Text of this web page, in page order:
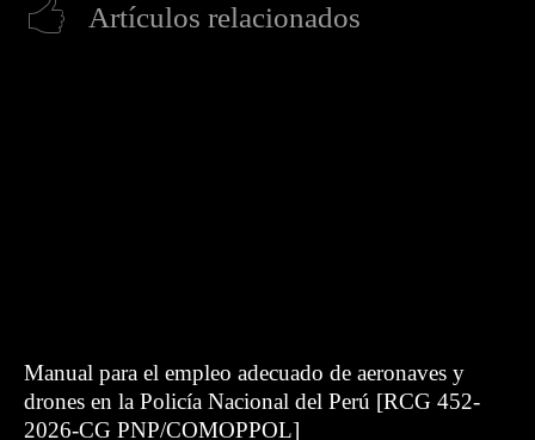
Artículos relacionados
Manual para el empleo adecuado de aeronaves y
drones en la Policía Nacional del Perú [RCG 452-
2026-CG PNP/COMOPPOL]